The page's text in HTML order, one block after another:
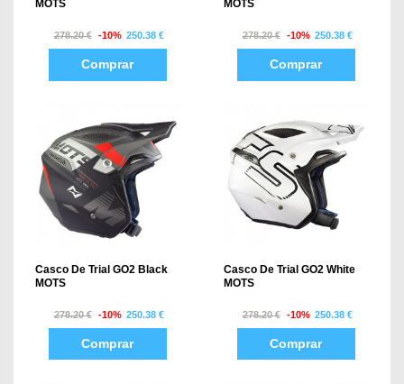
MOTS
278.20 € -10% 250.38 €
Comprar
MOTS
278.20 € -10% 250.38 €
Comprar
Casco De Trial GO2 Black
MOTS
278.20 € -10% 250.38 €
Comprar
Casco De Trial GO2 White
MOTS
278.20 € -10% 250.38 €
Comprar